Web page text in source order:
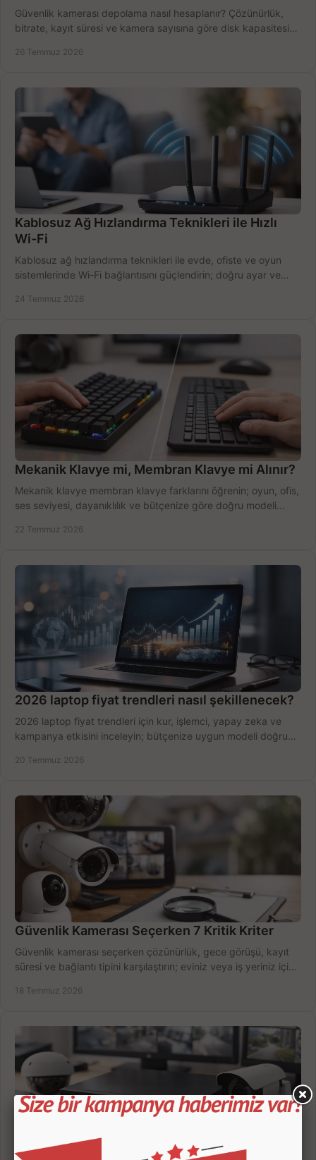
Güvenlik kamerası depolama nasıl hesaplanır? Çözünürlük,
bitrate, kayıt süresi ve kamera sayısına göre disk kapasitesini
26 Temmuz 2026
Kablosuz Ağ Hızlandırma Teknikleri ile Hızlı
Wi-Fi
Kablosuz ağ hızlandırma teknikleri ile evde, ofiste ve oyun
sistemlerinde Wi-Fi bağlantısını güçlendirin; doğru ayar ve
24 Temmuz 2026
Mekanik Klavye mi, Membran Klavye mi Alınır?
Mekanik klavye membran klavye farklarını öğrenin; oyun, ofis,
ses seviyesi, dayanıklılık ve bütçenize göre doğru modeli
22 Temmuz 2026
2026 laptop fiyat trendleri nasıl şekillenecek?
2026 laptop fiyat trendleri için kur, işlemci, yapay zeka ve
kampanya etkisini inceleyin; bütçenize uygun modeli doğru
20 Temmuz 2026
Güvenlik Kamerası Seçerken 7 Kritik Kriter
Güvenlik kamerası seçerken çözünürlük, gece görüşü, kayıt
süresi ve bağlantı tipini karşılaştırın; eviniz veya iş yeriniz için
18 Temmuz 2026